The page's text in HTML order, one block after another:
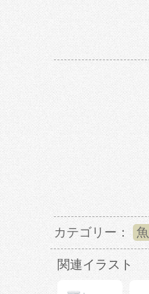
カテゴリー： 魚
関連イラスト